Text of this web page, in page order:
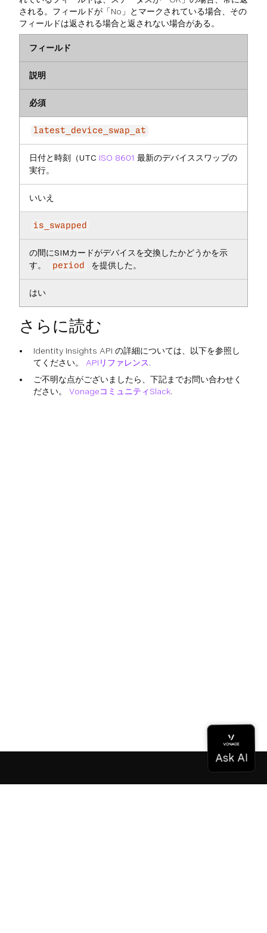
される。フィールドが「No」とマークされている場合、その
フィールドは返される場合と返されない場合がある。
フィールド
説明
必須
latest_device_swap_at
日付と時刻（UTC ISO 8601 最新のデバイススワップの
実行。
いいえ
is_swapped
の間にSIMカードがデバイスを交換したかどうかを示
す。
period を提供した。
はい
さらに読む
Identity Insights API の詳細については、以下を参照し
てください。 APIリファレンス.
ご不明な点がございましたら、下記までお問い合わせく
ださい。 VonageコミュニティSlack.